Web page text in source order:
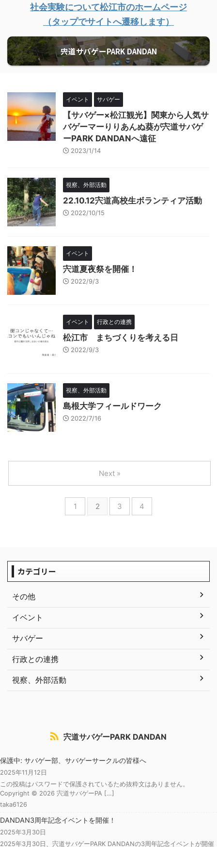
社会実験について松江市のホームページ
（タップでサイトへ遷移します）
宍道サバゲーPARK DANDAN
イベント サバゲー
【サバゲー×松江観光】関東から人気サ
バゲーマーりりあんぬ葵が宍道サバゲ
ーPARK DANDANへ遠征
2023/1/14
視察、外部活動
22.10.12宍道高校生ボランティア活動
2022/10/15
イベント
宍道夏夜祭を開催！
2022/9/3
イベント 行政との連携
松江市 まちづくりを考える日
2022/9/3
視察、外部活動
島根大学フィールドワーク
2022/7/16
1 2 3 4
Next »
カテゴリー
その他
イベント
サバゲー
行政との連携
視察、外部活動
宍道サバゲーPARK DANDAN
保護中: サバゲー部、サバゲーサークルの皆様へ
2025年11月12日
この投稿はパスワードで保護されているため抜粋文はありません。
Copyright © 2026 宍道サバゲーPA […]
taka6126
DANDAN3周年記念イベントを開催！
2025年3月30日
2025年3月30日、宍道サバゲーPARK DANDANの3周年記念イベントが開催